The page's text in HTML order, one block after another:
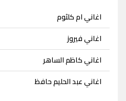
اغاني ام كلثوم
اغاني فيروز
اغاني كاظم الساهر
اغاني عبد الحليم حافظ